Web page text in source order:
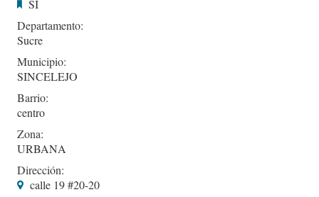
SI
Departamento:
Sucre
Municipio:
SINCELEJO
Barrio:
centro
Zona:
URBANA
Dirección:
calle 19 #20-20